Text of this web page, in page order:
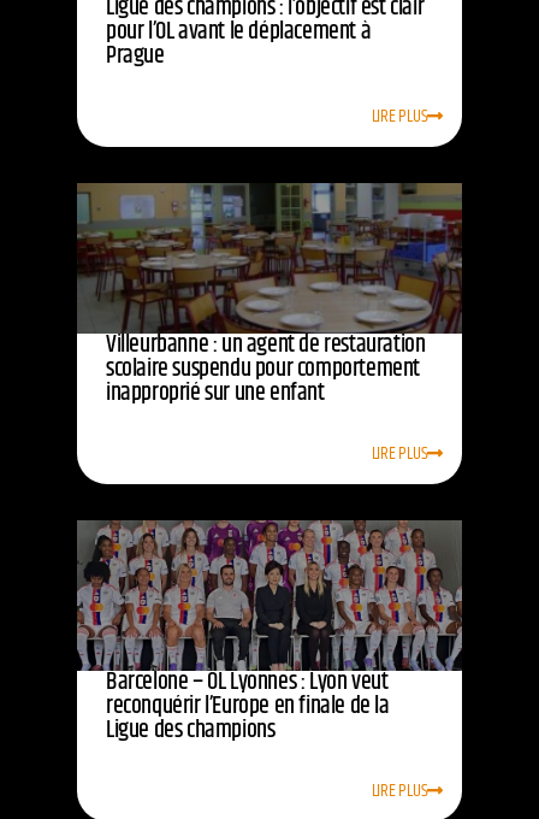
Ligue des champions : l’objectif est clair
pour l’OL avant le déplacement à
Prague
LIRE PLUS
Villeurbanne : un agent de restauration
scolaire suspendu pour comportement
inapproprié sur une enfant
LIRE PLUS
Barcelone – OL Lyonnes : Lyon veut
reconquérir l’Europe en finale de la
Ligue des champions
LIRE PLUS